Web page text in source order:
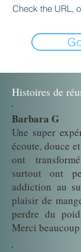
Check the URL,
Histoires de
Barbara G
Une super
écoute, douce
ont
surtout ont
addiction au
plaisir de
perdre du
Merci